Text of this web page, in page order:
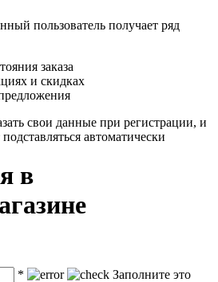
пользователь получает ряд
заказа
и скидках
свои данные при регистрации, и
автоматически
в
*
Заполните это